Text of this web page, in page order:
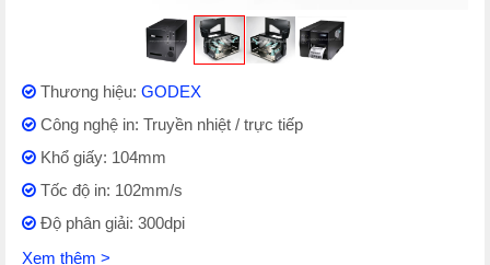
Thương hiệu: GODEX
Công nghệ in: Truyền nhiệt / trực tiếp
Khổ giấy: 104mm
Tốc độ in: 102mm/s
Độ phân giải: 300dpi
Xem thêm >